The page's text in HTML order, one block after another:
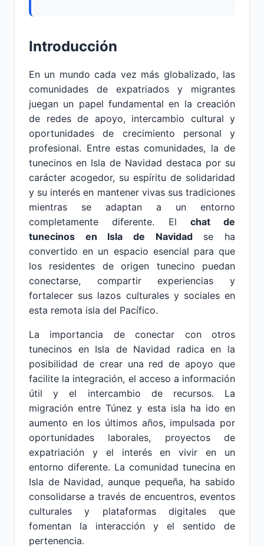
Introducción
En un mundo cada vez más globalizado, las
comunidades de expatriados y migrantes
juegan un papel fundamental en la creación
de redes de apoyo, intercambio cultural y
oportunidades de crecimiento personal y
profesional. Entre estas comunidades, la de
tunecinos en Isla de Navidad destaca por su
carácter acogedor, su espíritu de solidaridad
y su interés en mantener vivas sus tradiciones
mientras se adaptan a un entorno
completamente diferente. El chat de
tunecinos en Isla de Navidadse ha
convertido en un espacio esencial para que
los residentes de origen tunecino puedan
conectarse, compartir experiencias y
fortalecer sus lazos culturales y sociales en
esta remota isla del Pacífico.
La importancia de conectar con otros
tunecinos en Isla de Navidad radica en la
posibilidad de crear una red de apoyo que
facilite la integración, el acceso a información
útil y el intercambio de recursos. La
migración entre Túnez y esta isla ha ido en
aumento en los últimos años, impulsada por
oportunidades laborales, proyectos de
expatriación y el interés en vivir en un
entorno diferente. La comunidad tunecina en
Isla de Navidad, aunque pequeña, ha sabido
consolidarse a través de encuentros, eventos
culturales y plataformas digitales que
fomentan la interacción y el sentido de
pertenencia.